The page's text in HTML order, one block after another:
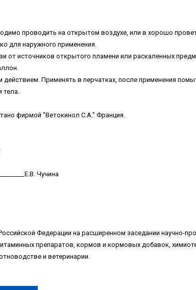
проводить на открытом воздухе, или в хорошо
для наружного применения.
от источников открытого пламени или раскаленных
Применять в перчатках, после применения
тела.
фирмой "Ветокинол С.А." Франция.
Чучина
Федерации на расширенном заседании научно-
препаратов, кормов и кормовых добавок,
и ветеринарии.